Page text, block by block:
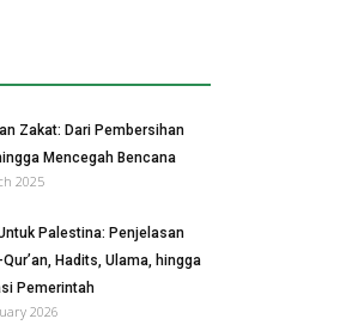
Zakat: Dari Pembersihan
Mencegah Bencana
2025
Palestina: Penjelasan
Hadits, Ulama, hingga
Pemerintah
2026